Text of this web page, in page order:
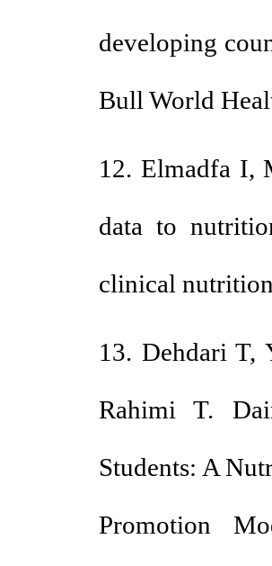
developing
Bull World
12. Elmadfa I,
data to
clinical
13. Dehdari T,
Rahimi T.
Students: A
Promotion